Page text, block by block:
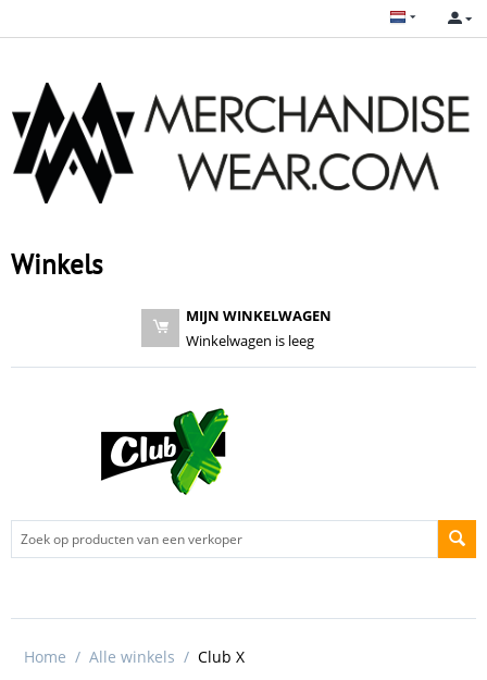
Winkels
MIJN WINKELWAGEN
Winkelwagen is leeg
Home / Alle winkels / Club X